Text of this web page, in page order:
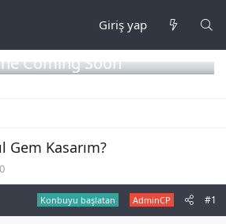
Giriş yap
Coming Soon
Gem Kasarım?
Konbuyu başlatan AdminCP #1